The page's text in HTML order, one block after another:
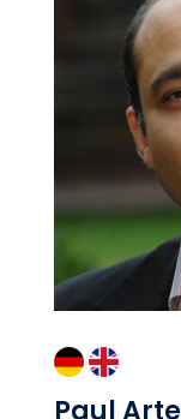
Paul